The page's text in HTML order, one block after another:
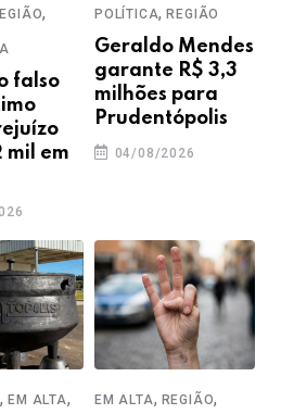
ALTA, GUARAPUAVA
,
falso
mil em
POLÍTICA,REGIÃO
Geraldo Mendes
garante R$ 3,3
milhões para
Prudentópolis
04/08/2026
,EM ALTA, EM ALTA, REGIÃO,